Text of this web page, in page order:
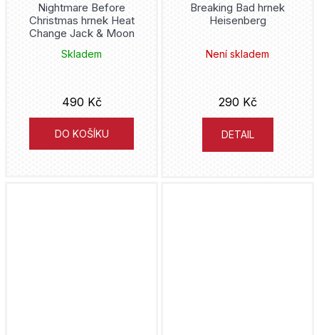
Nightmare Before
Christmas hrnek Heat
Change Jack & Moon
Skladem
490 Kč
DO KOŠÍKU
Breaking Bad hrnek
Heisenberg
Není skladem
290 Kč
DETAIL